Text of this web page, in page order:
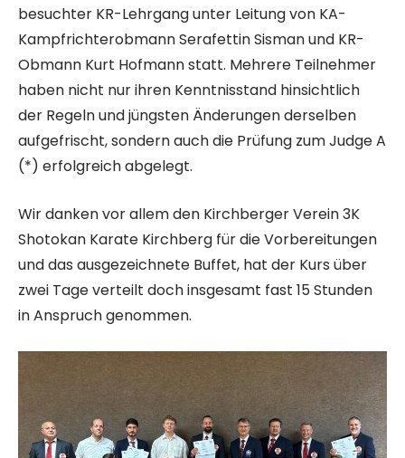
besuchter KR-Lehrgang unter Leitung von KA-
Kampfrichterobmann Serafettin Sisman und KR-
Obmann Kurt Hofmann statt. Mehrere Teilnehmer
haben nicht nur ihren Kenntnisstand hinsichtlich
der Regeln und jüngsten Änderungen derselben
aufgefrischt, sondern auch die Prüfung zum Judge A
(*) erfolgreich abgelegt.
Wir danken vor allem den Kirchberger Verein 3K
Shotokan Karate Kirchberg für die Vorbereitungen
und das ausgezeichnete Buffet, hat der Kurs über
zwei Tage verteilt doch insgesamt fast 15 Stunden
in Anspruch genommen.